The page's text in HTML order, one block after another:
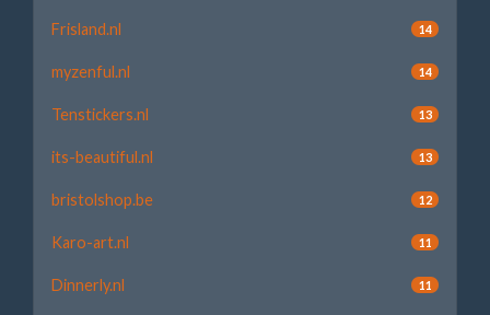
Frisland.nl 14
myzenful.nl 14
Tenstickers.nl 13
its-beautiful.nl 13
bristolshop.be 12
Karo-art.nl 11
Dinnerly.nl 11